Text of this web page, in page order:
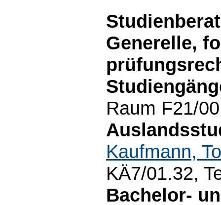
Generelle,
Raum F21/
Kaufmann,
KÄ7/01.32,
Bachelor-